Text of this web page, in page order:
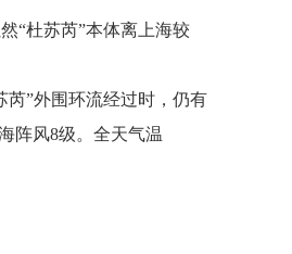
“杜苏芮”本体离上海较
芮”外围环流经过时，仍有
阵风8级。全天气温